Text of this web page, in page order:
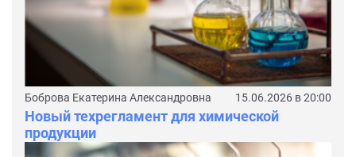
Боброва Екатерина Александровна 15.06.2026 в 20:00
Новый техрегламент для химической
продукции